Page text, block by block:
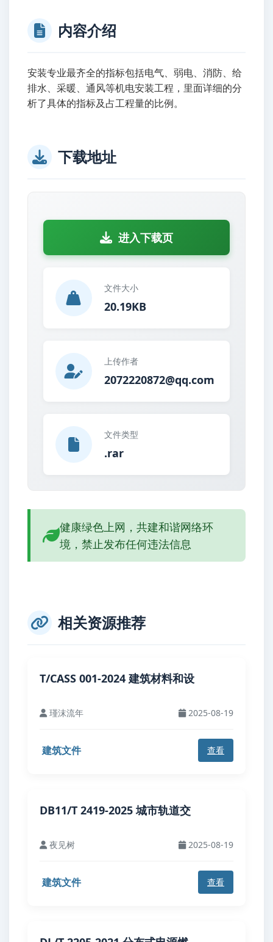
内容介绍
安装专业最齐全的指标包括电气、弱电、消防、给
排水、采暖、通风等机电安装工程，里面详细的分
析了具体的指标及占工程量的比例。
下载地址
进入下载页
文件大小
20.19KB
上传作者
2072220872@qq.com
文件类型
.rar
健康绿色上网，共建和谐网络环
境，禁止发布任何违法信息
相关资源推荐
T/CASS 001-2024 建筑材料和设
瑾沫流年 2025-08-19
建筑文件 查看
DB11/T 2419-2025 城市轨道交
夜见树 2025-08-19
建筑文件 查看